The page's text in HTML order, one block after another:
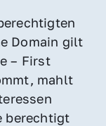
Domain gilt
– First
mahlt
berechtigt